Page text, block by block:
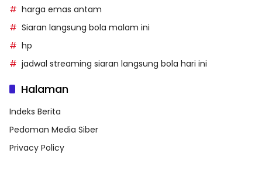
harga emas antam
Siaran langsung bola malam ini
hp
jadwal streaming siaran langsung bola hari ini
Halaman
Indeks Berita
Pedoman Media Siber
Privacy Policy